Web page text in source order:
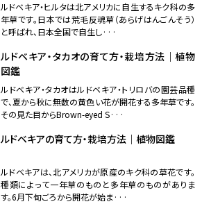
ルドベキア・ヒルタは北アメリカに自生するキク科の多
年草です。日本では荒毛反魂草（あらげはんごんそう）
と呼ばれ、日本全国で自生し···
ルドベキア・タカオの育て方・栽培方法｜植物
図鑑
ルドベキア・タカオはルドベキア・トリロバの園芸品種
で、夏から秋に無数の黄色い花が開花する多年草です。
その見た目からBrown-eyed S···
ルドベキアの育て方・栽培方法｜植物図鑑
ルドベキアは、北アメリカが原産のキク科の草花です。
種類によって一年草のものと多年草のものがありま
す。6月下旬ごろから開花が始ま···